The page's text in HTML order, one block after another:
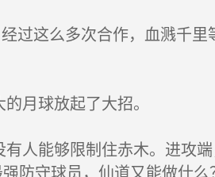
这么多次合作，血溅千里
月球放起了大招。
人能够限制住赤木。进攻
防守球员，仙道又能做什么